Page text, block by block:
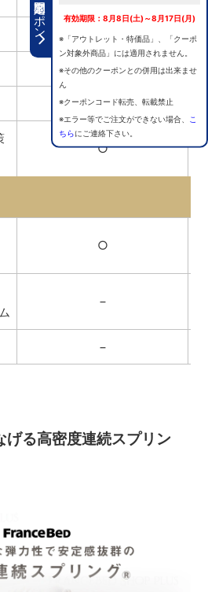
期間限定クーポン 有効期限：8月8日(土)～8月17日(月)
※「アウトレット・特価品」、「クーポ
ン対象外商品」には適用されません。
※その他のクーポンとの併用は出来ませ
ん
※クーポンコード転売、転載禁止
※エラー等でご注文ができない場合、
こ
ちらにご連絡下さい。
○
○
○
○
○
−
−
げる高密度連続スプリン